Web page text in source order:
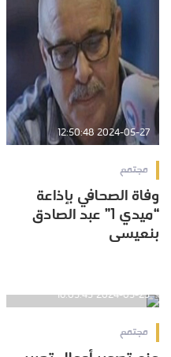
2024-05-27 12:50:48
مجتمع
وفاة الصحافي بإذاعة
“ميدي 1” عبد الصادق
بنعيسى
2024-05-25 16:05:45
مجتمع